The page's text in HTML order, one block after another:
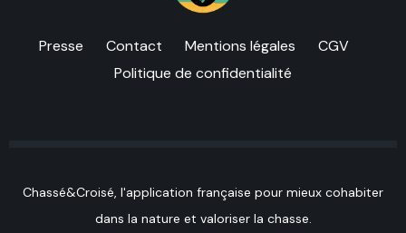
Presse Contact Mentions légales
CGV
Politique de confidentialité
Chassé&Croisé, l'application française pour mieux cohabiter
dans la nature et valoriser la chasse.